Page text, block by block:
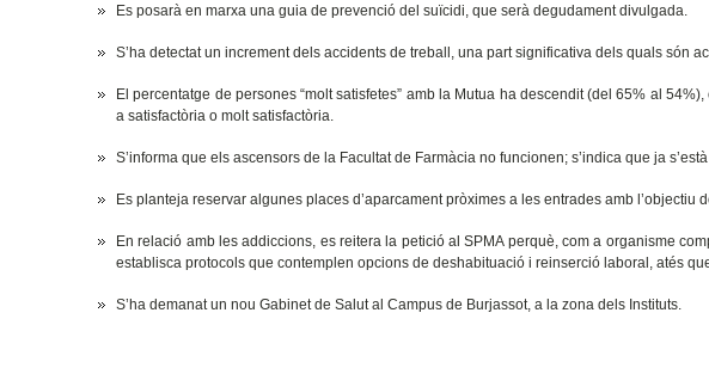
Es posarà en marxa una guia de prevenció del suïcidi, que serà degudament divulgada.
S’ha detectat un increment dels accidents de treball, una part significativa dels quals són
El percentatge de persones “molt satisfetes” amb la Mutua ha descendit (del 65% al
a satisfactòria o molt satisfactòria.
S’informa que els ascensors de la Facultat de Farmàcia no funcionen; s’indica que ja
Es planteja reservar algunes places d’aparcament pròximes a les entrades amb l’objectiu
En relació amb les addiccions, es reitera la petició al SPMA perquè, com a organisme
establisca protocols que contemplen opcions de deshabituació i reinserció laboral, atés
S’ha demanat un nou Gabinet de Salut al Campus de Burjassot, a la zona dels Instituts.